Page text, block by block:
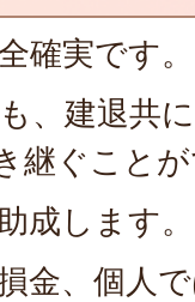
確実です。
、建退共
継ぐこと
成します。
金、個人